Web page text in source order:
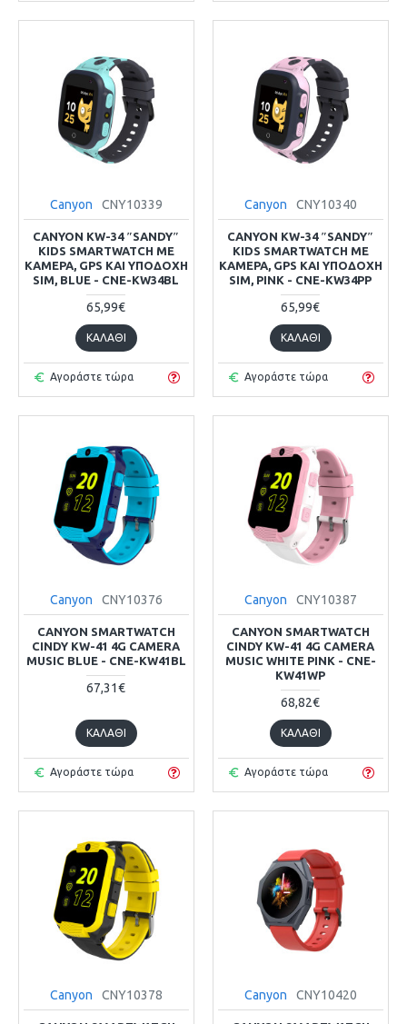
Canyon CNY10339
CANYON KW-34 ″SANDY″
KIDS SMARTWATCH ΜΕ
ΚΆΜΕΡΑ, GPS ΚΑΙ ΥΠΟΔΟΧΉ
SIM, BLUE - CNE-KW34BL
65,99€
ΚΑΛΆΘΙ
Αγοράστε τώρα
Canyon CNY10340
CANYON KW-34 ″SANDY″
KIDS SMARTWATCH ΜΕ
ΚΆΜΕΡΑ, GPS ΚΑΙ ΥΠΟΔΟΧΉ
SIM, PINK - CNE-KW34PP
65,99€
ΚΑΛΆΘΙ
Αγοράστε τώρα
Canyon CNY10376
CANYON SMARTWATCH
CINDY KW-41 4G CAMERA
MUSIC BLUE - CNE-KW41BL
67,31€
ΚΑΛΆΘΙ
Αγοράστε τώρα
Canyon CNY10387
CANYON SMARTWATCH
CINDY KW-41 4G CAMERA
MUSIC WHITE PINK - CNE-
KW41WP
68,82€
ΚΑΛΆΘΙ
Αγοράστε τώρα
Canyon CNY10378 Canyon CNY10420